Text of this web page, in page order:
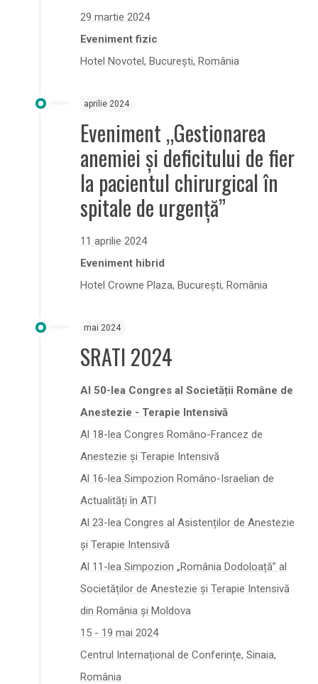
29 martie 2024
Eveniment fizic
Hotel Novotel, București, România
aprilie 2024
Eveniment „Gestionarea
anemiei și deficitului de fier
la pacientul chirurgical în
spitale de urgență”
11 aprilie 2024
Eveniment hibrid
Hotel Crowne Plaza, București, România
mai 2024
SRATI 2024
Al 50-lea Congres al Societății Române de
Anestezie - Terapie Intensivă
Al 18-lea Congres Româno-Francez de
Anestezie și Terapie Intensivă
Al 16-lea Simpozion Româno-Israelian de
Actualități în ATI
Al 23-lea Congres al Asistenților de Anestezie
și Terapie Intensivă
Al 11-lea Simpozion „România Dodoloață” al
Societăților de Anestezie și Terapie Intensivă
din România și Moldova
15 - 19 mai 2024
Centrul Internațional de Conferințe, Sinaia,
România